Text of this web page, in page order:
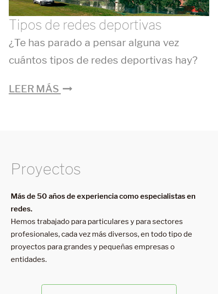
Tipos de redes deportivas
¿Te has parado a pensar alguna vez
cuántos tipos de redes deportivas hay?
LEER MÁS
Proyectos
Más de 50 años de experiencia como especialistas en
redes.
Hemos trabajado para particulares y para sectores
profesionales, cada vez más diversos, en todo tipo de
proyectos para grandes y pequeñas empresas o
entidades.